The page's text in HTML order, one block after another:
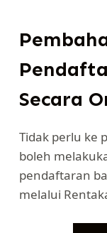
Secara
Tidak perlu ke
boleh
pendaftaran
melalui